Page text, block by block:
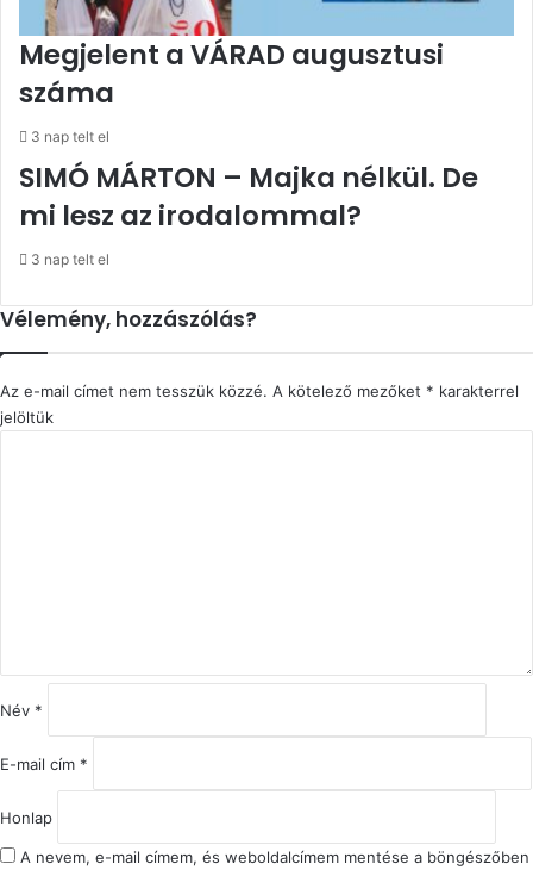
Megjelent a VÁRAD augusztusi
száma
3 nap telt el
SIMÓ MÁRTON – Majka nélkül. De
mi lesz az irodalommal?
3 nap telt el
Vélemény, hozzászólás?
Az e-mail címet nem tesszük közzé. A kötelező mezőket * karakterrel
jelöltük
á
sNév *
E-mail cím *
Honlap
A nevem, e-mail címem, és weboldalcímem mentése a böngészőben